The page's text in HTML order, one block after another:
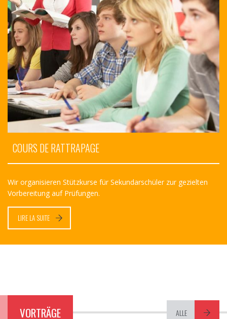
COURS DE RATTRAPAGE
Wir organisieren Stützkurse für Sekundarschüler zur gezielten
Vorbereitung auf Prüfungen.
LIRE LA SUITE
VORTRÄGE ALLE